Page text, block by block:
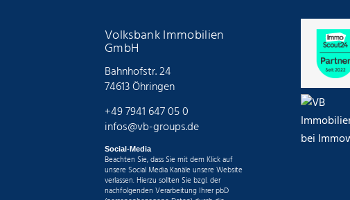
Volksbank Immobilien
GmbH
Bahnhofstr. 24
74613 Öhringen
+49 7941 647 05 0
infos@vb-groups.de
Social-Media
Beachten Sie, dass Sie mit dem Klick auf
unsere Social Media Kanäle unsere Website
verlassen. Hierzu sollten Sie bzgl. der
nachfolgenden Verarbeitung Ihrer pbD